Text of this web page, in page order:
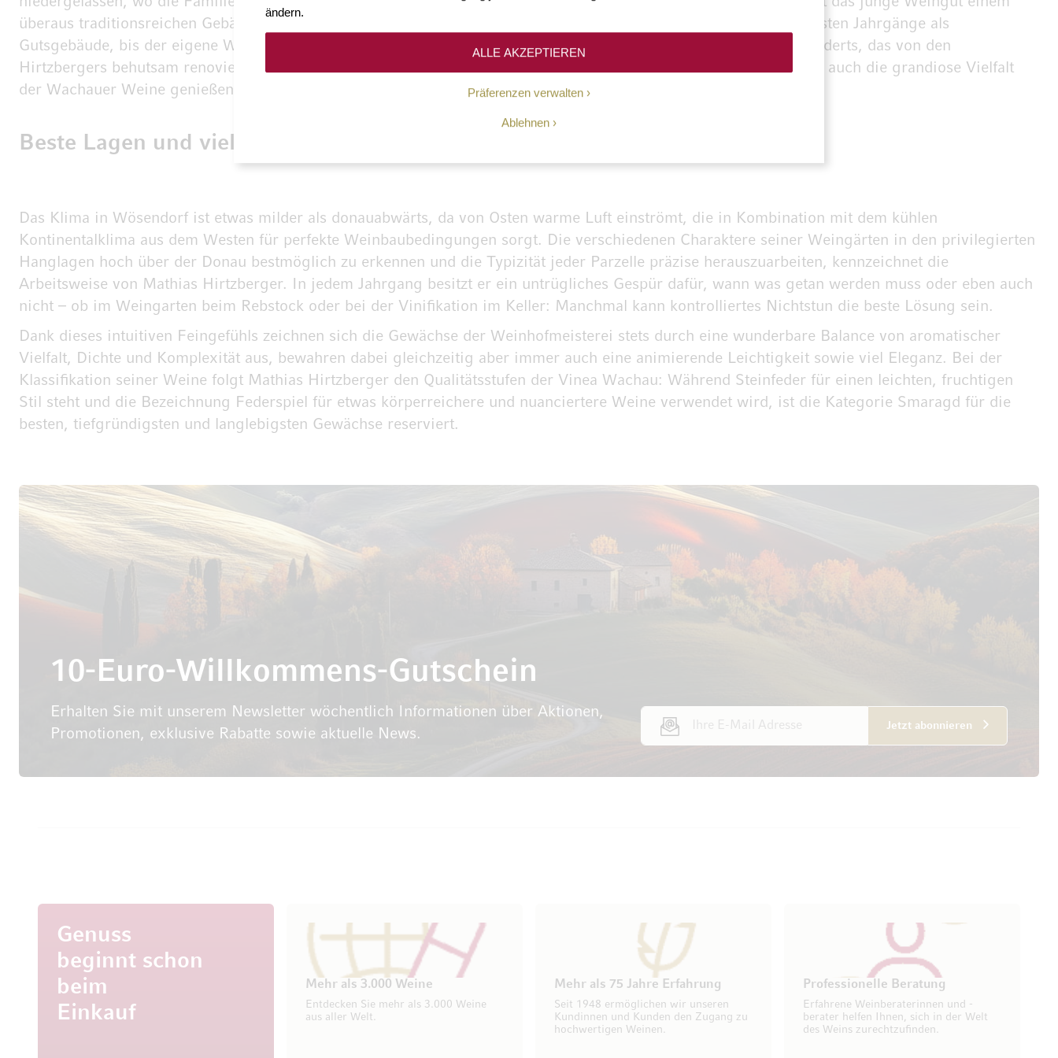
ändern.
Präferenzen verwalten
Ablehnen
ALLE AKZEPTIEREN
überaus traditionsreichen Gebäude – die ehemalige Weingartenhofmeisterei des Stiftes St. Florian diente für die ersten Jahrgänge als
Gutsgebäude, bis der eigene Weinkeller fertig gestellt war. Heute wird das frühgotische Juwel aus dem 13. Jahrhunderts, das von den
Hirtzbergers behutsam renoviert wurde, als Landgasthof betrieben, in dem man neben exquisiter, regionaler Küche auch die grandiose Vielfalt
der Wachauer Weine genießen kann.
Beste Lagen und viel Fingerspitzengefühl
Das Klima in Wösendorf ist etwas milder als donauabwärts, da von Osten warme Luft einströmt, die in Kombination mit dem kühlen
Kontinentalklima aus dem Westen für perfekte Weinbaubedingungen sorgt. Die verschiedenen Charaktere seiner Weingärten in den privilegierten
Hanglagen hoch über der Donau bestmöglich zu erkennen und die Typizität jeder Parzelle präzise herauszuarbeiten, kennzeichnet die
Arbeitsweise von Mathias Hirtzberger. In jedem Jahrgang besitzt er ein untrügliches Gespür dafür, wann was getan werden muss oder eben auch
nicht – ob im Weingarten beim Rebstock oder bei der Vinifikation im Keller: Manchmal kann kontrolliertes Nichtstun die beste Lösung sein.
Dank dieses intuitiven Feingefühls zeichnen sich die Gewächse der Weinhofmeisterei stets durch eine wunderbare Balance von aromatischer
Vielfalt, Dichte und Komplexität aus, bewahren dabei gleichzeitig aber immer auch eine animierende Leichtigkeit sowie viel Eleganz. Bei der
Klassifikation seiner Weine folgt Mathias Hirtzberger den Qualitätsstufen der Vinea Wachau: Während Steinfeder für einen leichten, fruchtigen
Stil steht und die Bezeichnung Federspiel für etwas körperreichere und nuanciertere Weine verwendet wird, ist die Kategorie Smaragd für die
besten, tiefgründigsten und langlebigsten Gewächse reserviert.
10-Euro-Willkommens-Gutschein
Erhalten Sie mit unserem Newsletter wöchentlich Informationen über Aktionen,
Promotionen, exklusive Rabatte sowie aktuelle News.
E-Mail Adresse
Jetzt abonnieren
Genuss
beginnt schon
beim
Einkauf
Mehr als 3.000 Weine
Entdecken Sie mehr als 3.000 Weine
aus aller Welt.
Mehr als 75 Jahre Erfahrung
Seit 1948 ermöglichen wir unseren
Kundinnen und Kunden den Zugang zu
hochwertigen Weinen.
Professionelle Beratung
Erfahrene Weinberaterinnen und -
berater helfen Ihnen, sich in der Welt
des Weins zurechtzufinden.